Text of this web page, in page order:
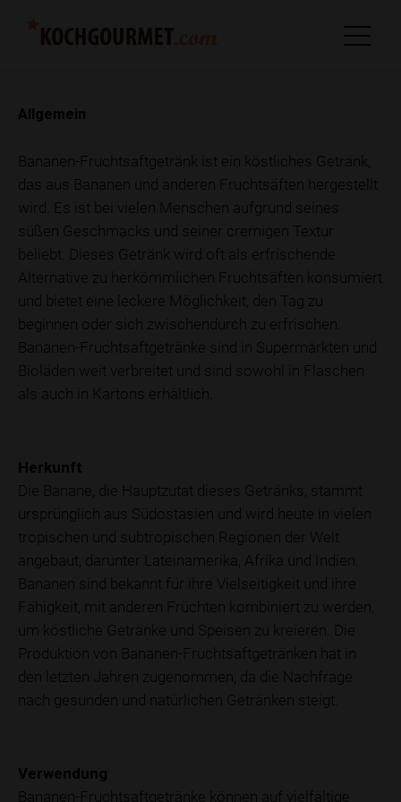
Allgemein
Bananen-Fruchtsaftgetränk ist ein köstliches Getränk,
das aus Bananen und anderen Fruchtsäften hergestellt
wird. Es ist bei vielen Menschen aufgrund seines
süßen Geschmacks und seiner cremigen Textur
beliebt. Dieses Getränk wird oft als erfrischende
Alternative zu herkömmlichen Fruchtsäften konsumiert
und bietet eine leckere Möglichkeit, den Tag zu
beginnen oder sich zwischendurch zu erfrischen.
Bananen-Fruchtsaftgetränke sind in Supermärkten und
Bioläden weit verbreitet und sind sowohl in Flaschen
als auch in Kartons erhältlich.
Herkunft
Die Banane, die Hauptzutat dieses Getränks, stammt
ursprünglich aus Südostasien und wird heute in vielen
tropischen und subtropischen Regionen der Welt
angebaut, darunter Lateinamerika, Afrika und Indien.
Bananen sind bekannt für ihre Vielseitigkeit und ihre
Fähigkeit, mit anderen Früchten kombiniert zu werden,
um köstliche Getränke und Speisen zu kreieren. Die
Produktion von Bananen-Fruchtsaftgetränken hat in
den letzten Jahren zugenommen, da die Nachfrage
nach gesunden und natürlichen Getränken steigt.
Verwendung
Bananen-Fruchtsaftgetränke können auf vielfältige